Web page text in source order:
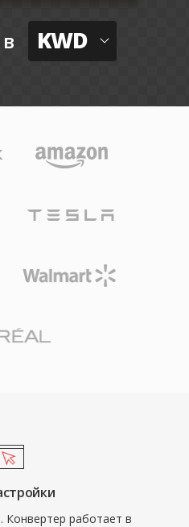
в KWD
Конвертер работает в